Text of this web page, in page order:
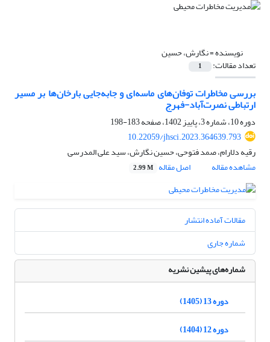
نویسنده =نگارش، حسین
تعداد مقالات: 1
بررسی مخاطرات توفان‌های ماسه‌ای و جابه‌جایی بارخان‌ها بر مسیر
ارتباطی نصرت‌آباد-فهرج
دوره 10، شماره 3، پاییز 1402، صفحه
183-198
10.22059/jhsci.2023.364639.793
رقیه دلارام، صمد فتوحی، حسین نگارش، سید علی المدرسی
مشاهده مقاله
اصل مقاله 2.99 M
مقالات آماده انتشار
شماره جاری
شماره‌های پیشین نشریه
دوره 13 (1405)
دوره 12 (1404)